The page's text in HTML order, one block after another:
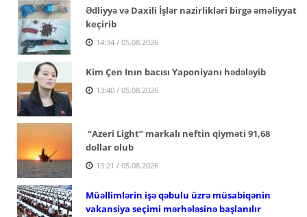
Ədliyyə və Daxili İşlər nazirlikləri birgə əməliyyat
keçirib
14:34 / 05.08.2026
Kim Çen Inın bacısı Yaponiyanı hədələyib
13:40 / 05.08.2026
“Azeri Light” markalı neftin qiyməti 91,68
dollar olub
13:21 / 05.08.2026
Müəllimlərin işə qəbulu üzrə müsabiqənin
vakansiya seçimi mərhələsinə başlanılır